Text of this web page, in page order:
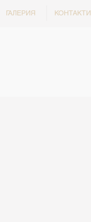
ГАЛЕРИЯ КОНТАКТИ